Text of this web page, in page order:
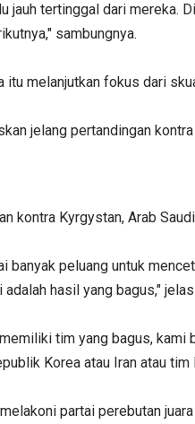
jauh tertinggal dari mereka.
sambungnya.
itu melanjutkan fokus dari
jelang pertandingan
kontra Kyrgystan, Arab
banyak peluang untuk
adalah hasil yang bagus,"
tim yang bagus, kami
Korea atau Iran atau tim
partai perebutan